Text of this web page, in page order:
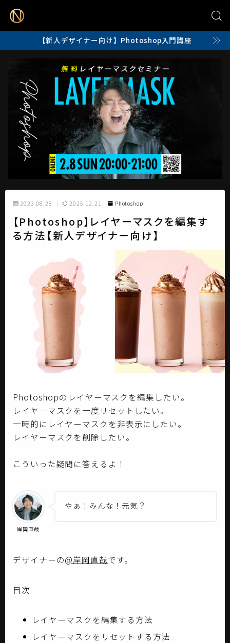
【新人デザイナー向け】Photoshop入門講座
2023.08.28 2025.12.21 Photoshop
【Photoshop】レイヤーマスクを編集す
る方法【新人デザイナー向け】
Photoshopのレイヤーマスクを編集したい。
レイヤーマスクを一度リセットしたい。
一時的にレイヤーマスクを非表示にしたい。
レイヤーマスクを削除したい。
こういった疑問に答えるよ！
岸岡直哉
やぁ！みんな！元気？
デザイナーの@岸岡直哉です。
目次
レイヤーマスクを編集する方法
レイヤーマスクをリセットする方法